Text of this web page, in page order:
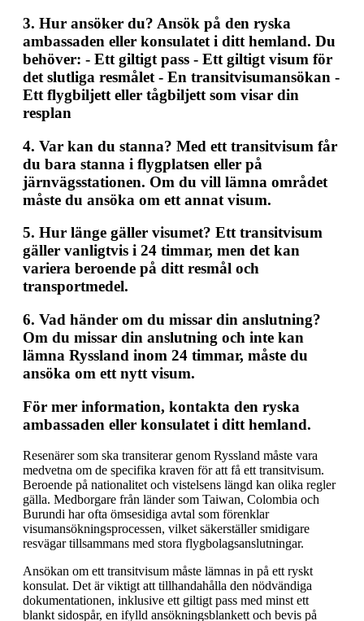
3. Hur ansöker du? Ansök på den ryska
ambassaden eller konsulatet i ditt hemland. Du
behöver: - Ett giltigt pass - Ett giltigt visum för
det slutliga resmålet - En transitvisumansökan -
Ett flygbiljett eller tågbiljett som visar din
resplan
4. Var kan du stanna? Med ett transitvisum får
du bara stanna i flygplatsen eller på
järnvägsstationen. Om du vill lämna området
måste du ansöka om ett annat visum.
5. Hur länge gäller visumet? Ett transitvisum
gäller vanligtvis i 24 timmar, men det kan
variera beroende på ditt resmål och
transportmedel.
6. Vad händer om du missar din anslutning?
Om du missar din anslutning och inte kan
lämna Ryssland inom 24 timmar, måste du
ansöka om ett nytt visum.
För mer information, kontakta den ryska
ambassaden eller konsulatet i ditt hemland.
Resenärer som ska transiterar genom Ryssland måste vara
medvetna om de specifika kraven för att få ett transitvisum.
Beroende på nationalitet och vistelsens längd kan olika regler
gälla. Medborgare från länder som Taiwan, Colombia och
Burundi har ofta ömsesidiga avtal som förenklar
visumansökningsprocessen, vilket säkerställer smidigare
resvägar tillsammans med stora flygbolagsanslutningar.
Ansökan om ett transitvisum måste lämnas in på ett ryskt
konsulat. Det är viktigt att tillhandahålla den nödvändiga
dokumentationen, inklusive ett giltigt pass med minst ett
blankt sidospår, en ifylld ansökningsblankett och bevis på